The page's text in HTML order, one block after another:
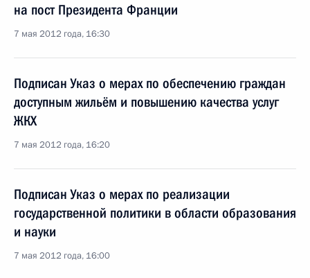
на пост Президента Франции
7 мая 2012 года, 16:30
Подписан Указ о мерах по обеспечению граждан
доступным жильём и повышению качества услуг
ЖКХ
7 мая 2012 года, 16:20
Подписан Указ о мерах по реализации
государственной политики в области образования
и науки
7 мая 2012 года, 16:00